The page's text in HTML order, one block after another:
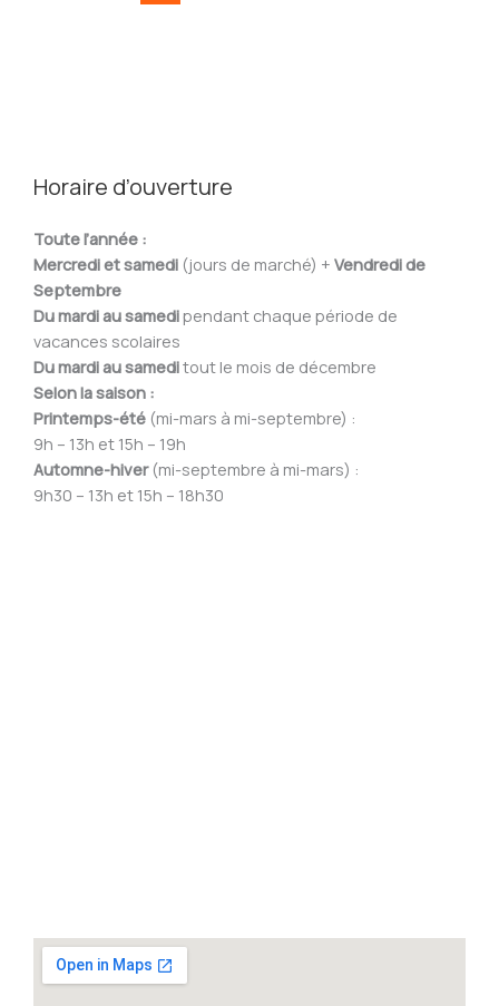
Horaire d’ouverture
Toute l’année :
Mercredi et samedi (jours de marché) + Vendredi de
Septembre
Du mardi au samedipendant chaque période de
vacances scolaires
Du mardi au sameditout le mois de décembre
Selon la saison :
Printemps-été (mi-mars à mi-septembre) :
9h – 13h et 15h – 19h
Automne-hiver(mi-septembre à mi-mars) :
9h30 – 13h et 15h – 18h30